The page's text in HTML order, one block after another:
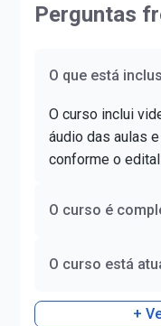
Superior pela FAG e
Letras pela
nível C1.
Perguntas
O que está
O curso inclui
áudio das aulas
conforme o
O curso é
O curso está
+